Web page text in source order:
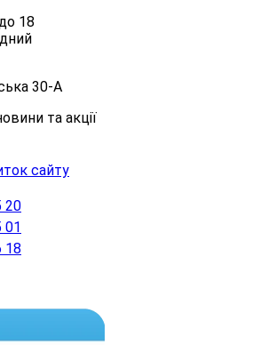
18
30-А
та акції
сайту
20
01
18